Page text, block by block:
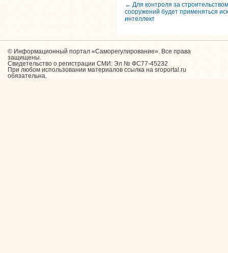
← Для контроля за
сооружений будет применяться
интеллект
© Информационный портал «Саморегулирование». Все права
защищены.
Свидетельство о регистрации СМИ: Эл № ФС77-45232
При любом использовании материалов ссылка на sroportal.ru
обязательна.